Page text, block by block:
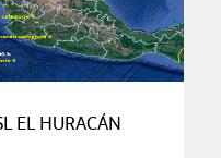
EL HURACÁN